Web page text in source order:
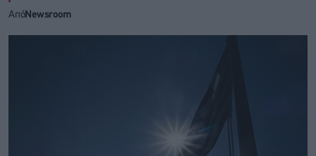
ΑπόNewsroom